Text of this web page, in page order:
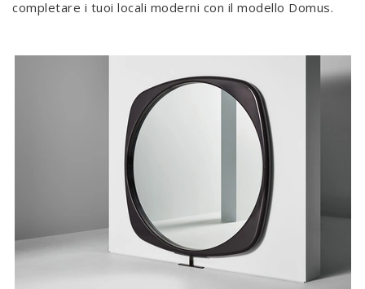
completare i tuoi locali moderni con il modello Domus.